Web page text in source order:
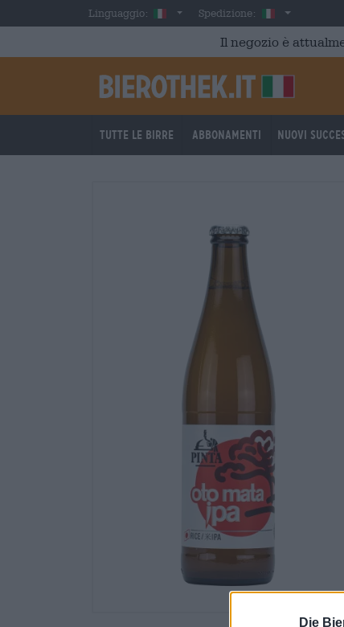
Die
Skip to main contentLinguaggio: ItalianSpedizione: Italia
Il negozio è
Tutte le birre Abbonamenti Nuovi